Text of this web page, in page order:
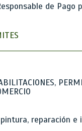
de Pago
reparación e